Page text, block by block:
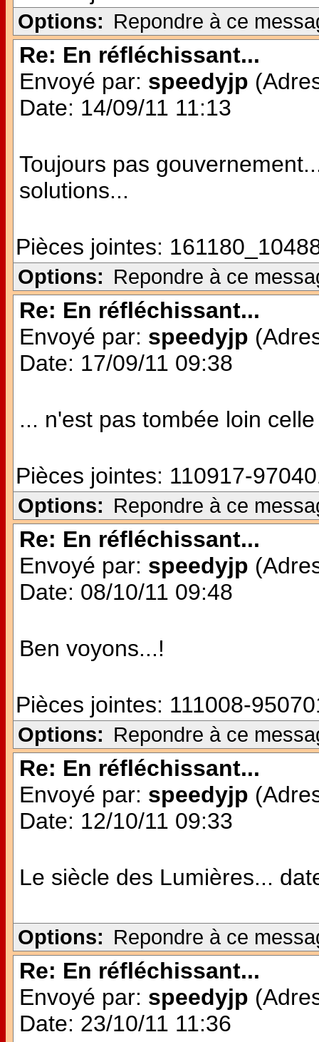
Options: Repondre à ce
Re: En réfléchissant...
Envoyé par: speedyjp
Date: 14/09/11 11:13
Toujours pas
solutions...
Pièces jointes:
Options: Repondre à ce
Re: En réfléchissant...
Envoyé par: speedyjp
Date: 17/09/11 09:38
... n'est pas tombée loin
Pièces jointes: 110917-
Options: Repondre à ce
Re: En réfléchissant...
Envoyé par: speedyjp
Date: 08/10/11 09:48
Ben voyons...!
Pièces jointes: 111008-
Options: Repondre à ce
Re: En réfléchissant...
Envoyé par: speedyjp
Date: 12/10/11 09:33
Le siècle des Lumières...
Options: Repondre à ce
Re: En réfléchissant...
Envoyé par: speedyjp
Date: 23/10/11 11:36